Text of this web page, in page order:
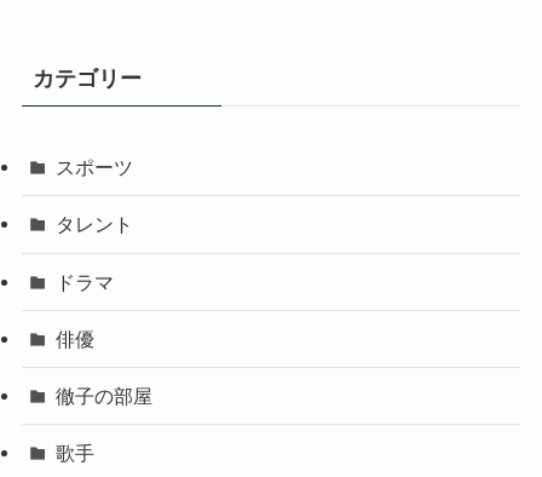
カテゴリー
スポーツ
タレント
ドラマ
俳優
徹子の部屋
歌手